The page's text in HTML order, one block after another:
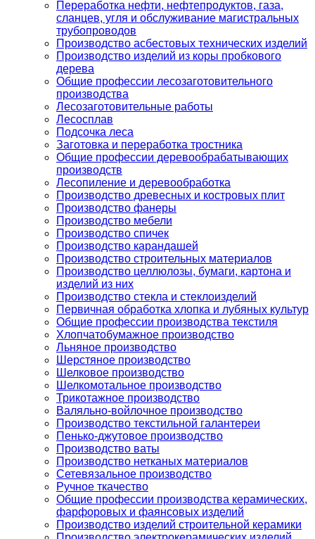
Переработка нефти, нефтепродуктов, газа,
сланцев, угля и обслуживание магистральных
трубопроводов
Производство асбестовых технических изделий
Производство изделий из коры пробкового
дерева
Общие профессии лесозаготовительного
производства
Лесозаготовительные работы
Лесосплав
Подсочка леса
Заготовка и переработка тростника
Общие профессии деревообрабатывающих
производств
Лесопиление и деревообработка
Производство древесных и костровых плит
Производство фанеры
Производство мебели
Производство спичек
Производство карандашей
Производство строительных материалов
Производство целлюлозы, бумаги, картона и
изделий из них
Производство стекла и стеклоизделий
Первичная обработка хлопка и лубяных культур
Общие профессии производства текстиля
Хлопчатобумажное производство
Льняное производство
Шерстяное производство
Шелковое производство
Шелкомотальное производство
Трикотажное производство
Валяльно-войлочное производство
Производство текстильной галантереи
Пенько-джутовое производство
Производство ваты
Производство нетканых материалов
Сетевязальное производство
Ручное ткачество
Общие профессии производства керамических,
фарфоровых и фаянсовых изделий
Производство изделий строительной керамики